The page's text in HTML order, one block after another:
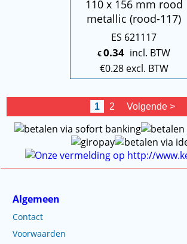
110 x 156 mm rood
metallic (rood-117)
ES 621117
€0.34 incl. BTW
€0.28 excl. BTW
1 2 Volgende >
Algemeen
Contact
Voorwaarden